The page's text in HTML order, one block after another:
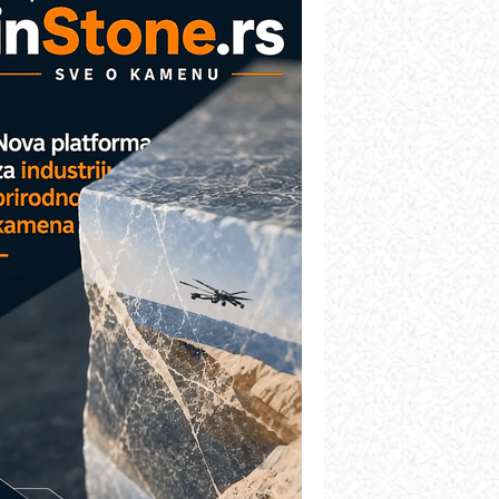
- Lim i mašine za savremena